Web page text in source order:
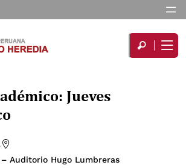
Jueves
Auditorio Hugo Lumbreras